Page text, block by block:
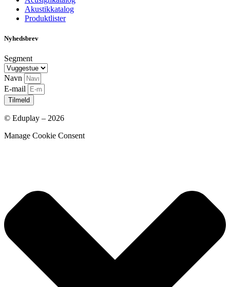
Akustikkatalog
Produktlister
Nyhedsbrev
Segment
Navn
E-mail
Tilmeld
© Eduplay – 2026
Manage Cookie Consent